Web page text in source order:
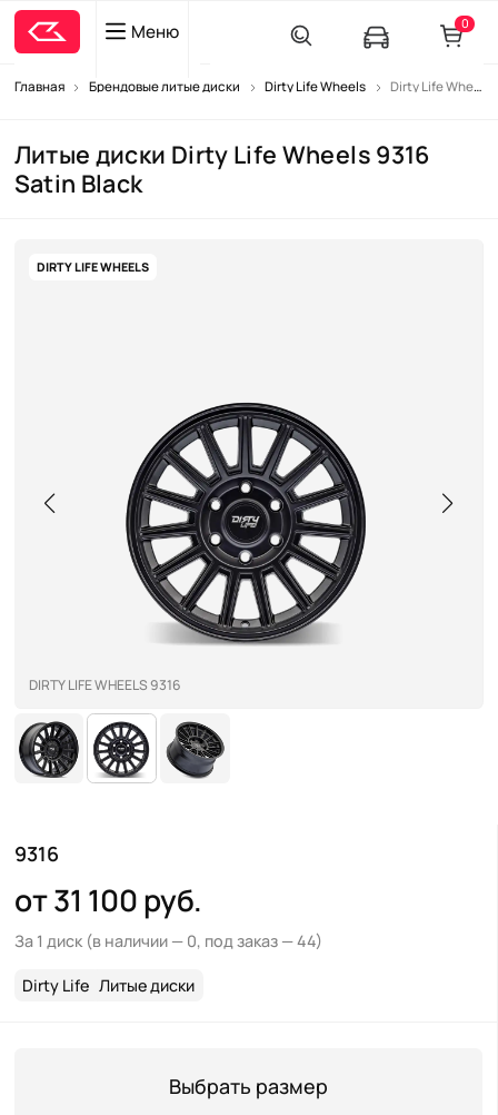
Меню 0
Главная Брендовые литые диски Dirty Life Wheels Dirty Life Wheels 9316 Satin Black
Литые диски Dirty Life Wheels 9316
Satin Black
DIRTY LIFE WHEELS
DIRTY LIFE WHEELS 9316
9316
от 31 100 руб.
За 1 диск (в наличии — 0, под заказ — 44)
Dirty Life Wheels >
Литые диски
Выбрать размер